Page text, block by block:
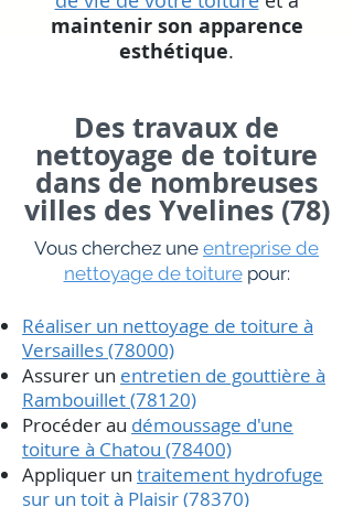
maintenir son apparence
esthétique.
Des travaux de
nettoyage de toiture
dans de nombreuses
villes des Yvelines (78)
Vous cherchez une entreprise de
nettoyage de toiture pour:
Réaliser un nettoyage de toiture à
Versailles (78000)
Assurer un entretien de gouttière à
Rambouillet (78120)
Procéder au démoussage d'une
toiture à Chatou (78400)
Appliquer un traitement hydrofuge
sur un toit à Plaisir (78370)